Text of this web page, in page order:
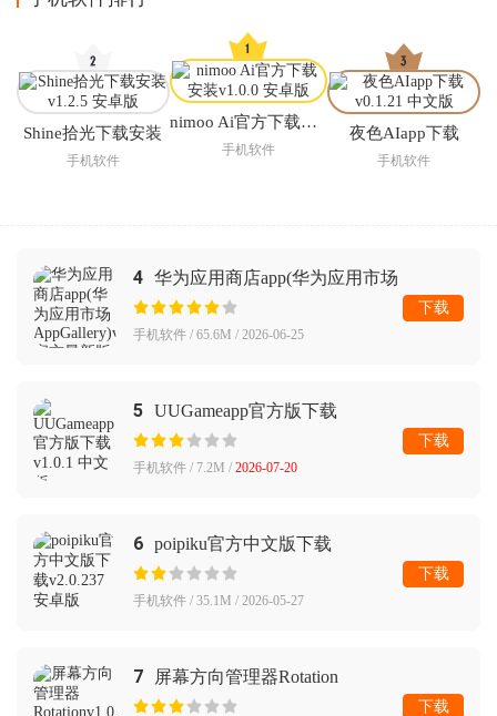
Shine拾光下载安装
手机软件
nimoo Ai官方下载安装
手机软件
夜色AIapp下载
手机软件
4 华为应用商店app(华为应用市场
AppGallery)
手机软件 / 65.6M / 2026-06-25
下载
5 UUGameapp官方版下载
手机软件 / 7.2M / 2026-07-20
下载
6 poipiku官方中文版下载
手机软件 / 35.1M / 2026-05-27
下载
7 屏幕方向管理器Rotation
下载